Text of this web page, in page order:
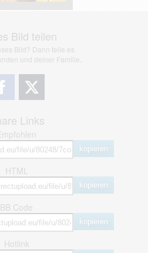
Bild teilen
Bild? Dann teile es
und deiner Familie.
Links
kopieren
HTML
kopieren
BB Code
kopieren
Hotlink